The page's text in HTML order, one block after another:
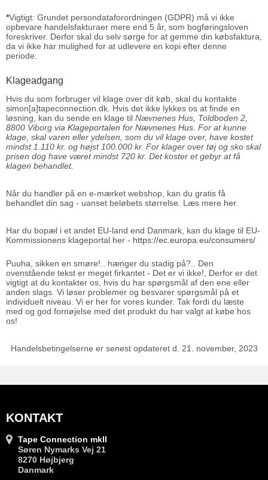
*Vigtigt: Grundet persondataforordningen (GDPR) må vi ikke
opbevare handelsfakturaer mere end 5 år, som bogføringsloven
foreskriver. Derfor skal du selv sørge for at gemme din købsfaktura,
da vi ikke har mulighed for at udlevere en kopi efter denne
periode.
Klageadgang
Hvis du som forbruger vil klage over dit køb, skal du kontakte
simon[a]tapeconnection.dk. Hvis det ikke lykkes os at finde en
løsning, kan du sende en klage til Nævnenes Hus, Toldboden 2,
8800 Viborg via Klageportalen for Nævnenes Hus For at kunne
klage, skal varen eller ydelsen, som du vil klage over, have kostet
mindst 1.110 kr. og højst 100.000 kr. For klager over tøj og sko skal
prisen dog have været mindst 720 kr. Det koster et gebyr at få
klagen behandlet.
Når du handler på en e-mærket webshop, kan du gratis få
behandlet din sag - uanset beløbets størrelse. Læs mere her.
Har du bopæl i et andet EU-land end Danmark, kan du klage til EU-
Kommissionens klageportal her - https://ec.europa.eu/consumers/
Puuha, sikken en smøre!.. hænger du stadig på?.. Den
ovenstående tekst er meget firkantet - Det er vi ikke!, Derfor er det
vigtigt at du kontakter os, hvis du har spørgsmål af den ene eller
anden slags. Vi løser problemer og besvarer spørgsmål på et
individuelt niveau. Vi er her for vores kunder. Tak fordi du læste
med og god fornøjelse med det produkt du har valgt at købe hos
os!
Handelsbetingelserne er senest opdateret d. 21. november, 2023
KONTAKT
Tape Connection mkII
Søren Nymarks Vej 21
8270 Højbjerg
Danmark